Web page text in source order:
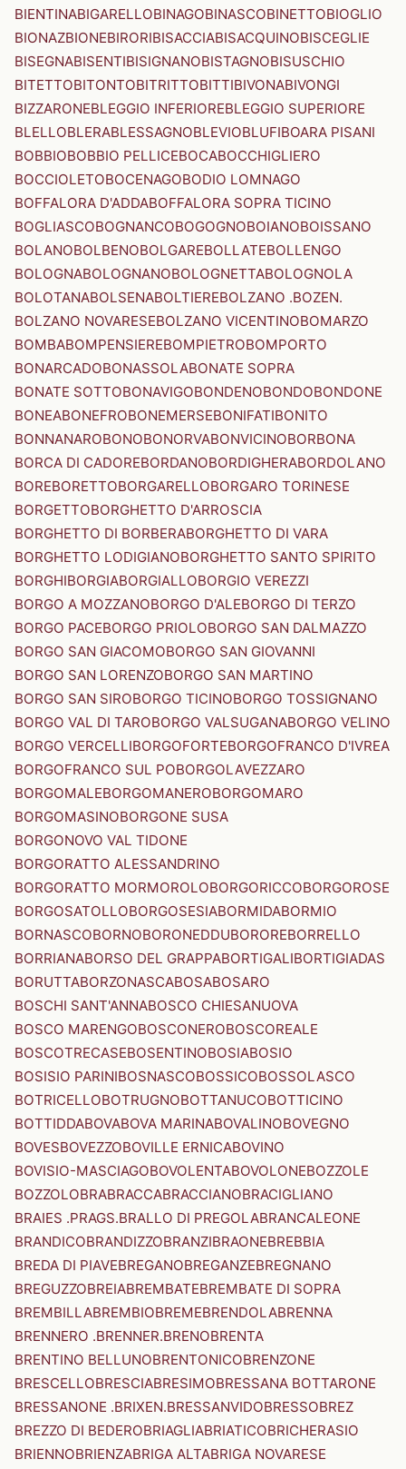
BIENTINABIGARELLOBINAGOBINASCOBINETTOBIOGLIO
BIONAZBIONEBIRORIBISACCIABISACQUINOBISCEGLIE
BISEGNABISENTIBISIGNANOBISTAGNOBISUSCHIO
BITETTOBITONTOBITRITTOBITTIBIVONABIVONGI
BIZZARONEBLEGGIO INFERIOREBLEGGIO SUPERIORE
BLELLOBLERABLESSAGNOBLEVIOBLUFIBOARA PISANI
BOBBIOBOBBIO PELLICEBOCABOCCHIGLIERO
BOCCIOLETOBOCENAGOBODIO LOMNAGO
BOFFALORA D'ADDABOFFALORA SOPRA TICINO
BOGLIASCOBOGNANCOBOGOGNOBOIANOBOISSANO
BOLANOBOLBENOBOLGAREBOLLATEBOLLENGO
BOLOGNABOLOGNANOBOLOGNETTABOLOGNOLA
BOLOTANABOLSENABOLTIEREBOLZANO .BOZEN.
BOLZANO NOVARESEBOLZANO VICENTINOBOMARZO
BOMBABOMPENSIEREBOMPIETROBOMPORTO
BONARCADOBONASSOLABONATE SOPRA
BONATE SOTTOBONAVIGOBONDENOBONDOBONDONE
BONEABONEFROBONEMERSEBONIFATIBONITO
BONNANAROBONOBONORVABONVICINOBORBONA
BORCA DI CADOREBORDANOBORDIGHERABORDOLANO
BOREBORETTOBORGARELLOBORGARO TORINESE
BORGETTOBORGHETTO D'ARROSCIA
BORGHETTO DI BORBERABORGHETTO DI VARA
BORGHETTO LODIGIANOBORGHETTO SANTO SPIRITO
BORGHIBORGIABORGIALLOBORGIO VEREZZI
BORGO A MOZZANOBORGO D'ALEBORGO DI TERZO
BORGO PACEBORGO PRIOLOBORGO SAN DALMAZZO
BORGO SAN GIACOMOBORGO SAN GIOVANNI
BORGO SAN LORENZOBORGO SAN MARTINO
BORGO SAN SIROBORGO TICINOBORGO TOSSIGNANO
BORGO VAL DI TAROBORGO VALSUGANABORGO VELINO
BORGO VERCELLIBORGOFORTEBORGOFRANCO D'IVREA
BORGOFRANCO SUL POBORGOLAVEZZARO
BORGOMALEBORGOMANEROBORGOMARO
BORGOMASINOBORGONE SUSA
BORGONOVO VAL TIDONE
BORGORATTO ALESSANDRINO
BORGORATTO MORMOROLOBORGORICCOBORGOROSE
BORGOSATOLLOBORGOSESIABORMIDABORMIO
BORNASCOBORNOBORONEDDUBOROREBORRELLO
BORRIANABORSO DEL GRAPPABORTIGALIBORTIGIADAS
BORUTTABORZONASCABOSABOSARO
BOSCHI SANT'ANNABOSCO CHIESANUOVA
BOSCO MARENGOBOSCONEROBOSCOREALE
BOSCOTRECASEBOSENTINOBOSIABOSIO
BOSISIO PARINIBOSNASCOBOSSICOBOSSOLASCO
BOTRICELLOBOTRUGNOBOTTANUCOBOTTICINO
BOTTIDDABOVABOVA MARINABOVALINOBOVEGNO
BOVESBOVEZZOBOVILLE ERNICABOVINO
BOVISIO-MASCIAGOBOVOLENTABOVOLONEBOZZOLE
BOZZOLOBRABRACCABRACCIANOBRACIGLIANO
BRAIES .PRAGS.BRALLO DI PREGOLABRANCALEONE
BRANDICOBRANDIZZOBRANZIBRAONEBREBBIA
BREDA DI PIAVEBREGANOBREGANZEBREGNANO
BREGUZZOBREIABREMBATEBREMBATE DI SOPRA
BREMBILLABREMBIOBREMEBRENDOLABRENNA
BRENNERO .BRENNER.BRENOBRENTA
BRENTINO BELLUNOBRENTONICOBRENZONE
BRESCELLOBRESCIABRESIMOBRESSANA BOTTARONE
BRESSANONE .BRIXEN.BRESSANVIDOBRESSOBREZ
BREZZO DI BEDEROBRIAGLIABRIATICOBRICHERASIO
BRIENNOBRIENZABRIGA ALTABRIGA NOVARESE